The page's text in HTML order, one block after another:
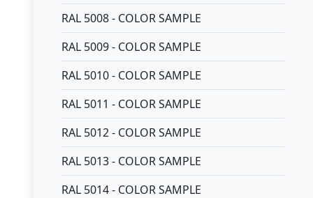
RAL 5008 - COLOR SAMPLE
RAL 5009 - COLOR SAMPLE
RAL 5010 - COLOR SAMPLE
RAL 5011 - COLOR SAMPLE
RAL 5012 - COLOR SAMPLE
RAL 5013 - COLOR SAMPLE
RAL 5014 - COLOR SAMPLE